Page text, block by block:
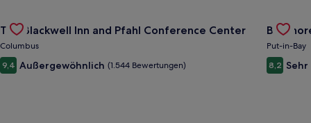
124 €
84 €
Gallery
Carousel
The Blackwell Inn and Pfahl Conference Center
Columbus
9,4 Außergewöhnlich (1.544 Bewertungen)
Gallery
Put-in-Bay
8,2